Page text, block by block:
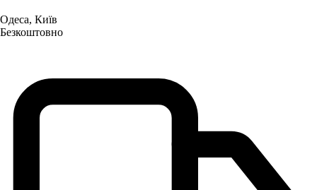
Одеса, Київ
Безкоштовно